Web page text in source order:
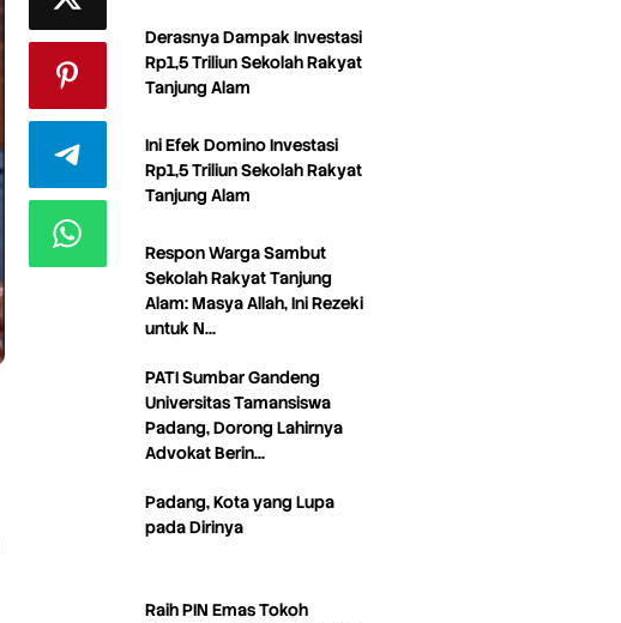
Derasnya Dampak Investasi
Rp1,5 Triliun Sekolah Rakyat
Tanjung Alam
Ini Efek Domino Investasi
Rp1,5 Triliun Sekolah Rakyat
Tanjung Alam
Respon Warga Sambut
Sekolah Rakyat Tanjung
Alam: Masya Allah, Ini Rezeki
untuk N…
PATI Sumbar Gandeng
Universitas Tamansiswa
Padang, Dorong Lahirnya
Advokat Berin…
Padang, Kota yang Lupa
pada Dirinya
Raih PIN Emas Tokoh